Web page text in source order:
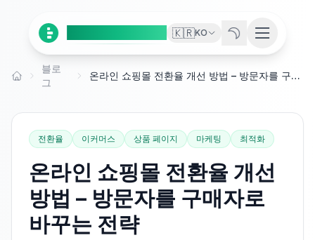
🇰🇷KO
홈
블로
그
온라인 쇼핑몰 전환율 개선 방법 – 방문자를 구매자로 바꾸는 전략
전환율 이커머스 상품 페이지 마케팅 최적화
온라인 쇼핑몰 전환율 개선
방법 – 방문자를 구매자로
바꾸는 전략